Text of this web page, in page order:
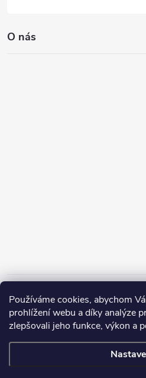
Používáme cookies, abychom
prohlížení webu a díky analýze
zlepšovali jeho funkce, výkon a
O nás